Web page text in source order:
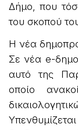
Δήμο, που
του σκοπού
Η νέα
Σε νέα e-
αυτό της
οποίο